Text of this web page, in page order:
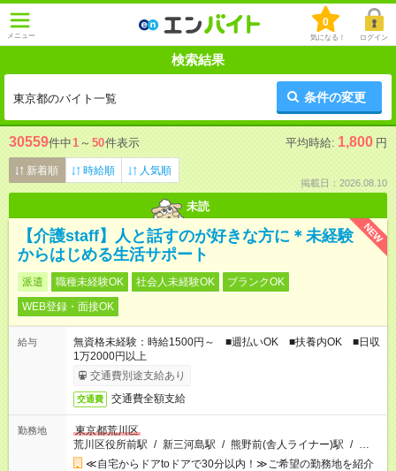
メニュー
0
気になる！ ログイン
検索結果
東京都のバイト一覧 条件の変更
30559件中1 ～ 50件表示 平均時給: 1,800 円
新着順 時給順 人気順
掲載日：2026.08.10
未読
NEW
【介護staff】人と話すのが好きな方に＊未経験
からはじめる生活サポート
派遣 職種未経験OK 社会人未経験OK
ブランクOK
WEB登録・面接OK
給与
無資格未経験：時給1500円～ ■週払いOK ■扶養内OK ■日収
1万2000円以上
交通費別途支給あり
交通費 交通費全額支給
勤務地
東京都荒川区
荒川区役所前駅 / 新三河島駅 / 熊野前(舎人ライナー)駅 / …
≪自宅からドアtoドアで30分以内！≫ご希望の勤務地を紹介